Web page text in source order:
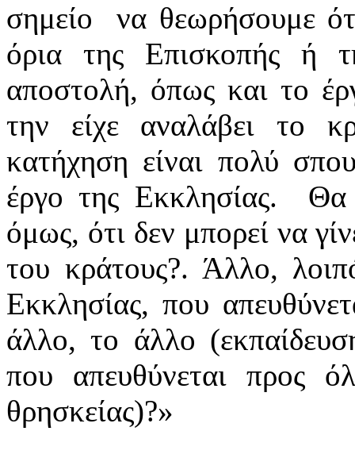
σημείο να θεωρήσουμε
όρια της Επισκοπής ή
αποστολή, όπως και το
την είχε αναλάβει το
κατήχηση είναι πολύ
έργο της Εκκλησίας. Θα
όμως, ότι δεν μπορεί να
του κράτους?. Άλλο,
Εκκλησίας, που
άλλο, το άλλο
που απευθύνεται προς
θρησκείας)?»